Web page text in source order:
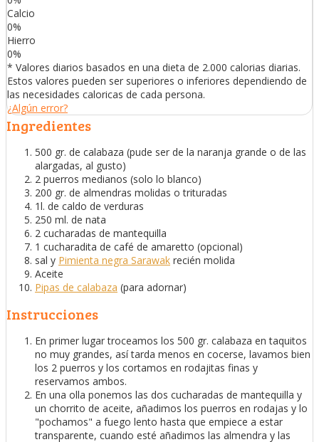
Calcio
0%
Hierro
0%
* Valores diarios basados en una dieta de 2.000 calorias diarias.
Estos valores pueden ser superiores o inferiores dependiendo de
las necesidades caloricas de cada persona.
¿Algún error?
Ingredientes
500 gr. de calabaza (pude ser de la naranja grande o de las
alargadas, al gusto)
2 puerros medianos (solo lo blanco)
200 gr. de almendras molidas o trituradas
1l. de caldo de verduras
250 ml. de nata
2 cucharadas de mantequilla
1 cucharadita de café de amaretto (opcional)
sal y Pimienta negra Sarawak recién molida
Aceite
Pipas de calabaza (para adornar)
Instrucciones
En primer lugar troceamos los 500 gr. calabaza en taquitos
no muy grandes, así tarda menos en cocerse, lavamos bien
los 2 puerros y los cortamos en rodajitas finas y
reservamos ambos.
En una olla ponemos las dos cucharadas de mantequilla y
un chorrito de aceite, añadimos los puerros en rodajas y lo
"pochamos" a fuego lento hasta que empiece a estar
transparente, cuando esté añadimos las almendra y las